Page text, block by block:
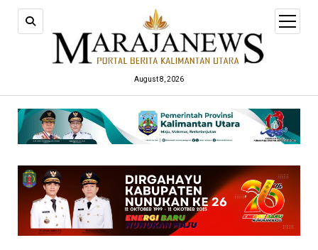
August 8, 2026
open
menu